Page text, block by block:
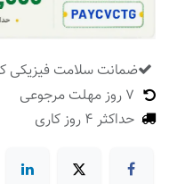
ضمانت سلامت فیزیکی
حداکثر 4 روز کاری